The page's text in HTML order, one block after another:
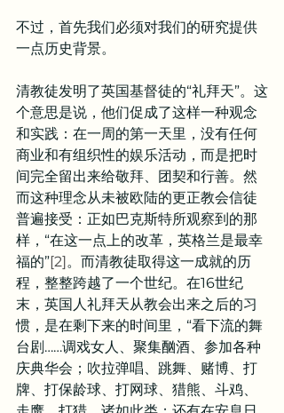
不过，首先我们必须对我们的研究提供
一点历史背景。
清教徒发明了英国基督徒的“礼拜天”。这
个意思是说，他们促成了这样一种观念
和实践：在一周的第一天里，没有任何
商业和有组织性的娱乐活动，而是把时
间完全留出来给敬拜、团契和行善。然
而这种理念从未被欧陆的更正教会信徒
普遍接受：正如巴克斯特所观察到的那
样，“在这一点上的改革，英格兰是最幸
福的”[2]。而清教徒取得这一成就的历
程，整整跨越了一个世纪。在16世纪
末，英国人礼拜天从教会出来之后的习
惯，是在剩下来的时间里，“看下流的舞
台剧……调戏女人、聚集酗酒、参加各种
庆典华会；吹拉弹唱、跳舞、赌博、打
牌、打保龄球、打网球、猎熊、斗鸡、